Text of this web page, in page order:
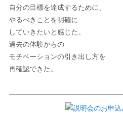
自分の目標を達成するために、
やるべきことを明確に
していきたいと感じた。
過去の体験からの
モチベーションの引き出し方を
再確認できた。